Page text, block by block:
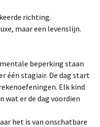
richting.
maar een levenslijn.
beperking staan
één stagiair. De dag start
Elk kind
wat er de dag voordien
het is van onschatbare